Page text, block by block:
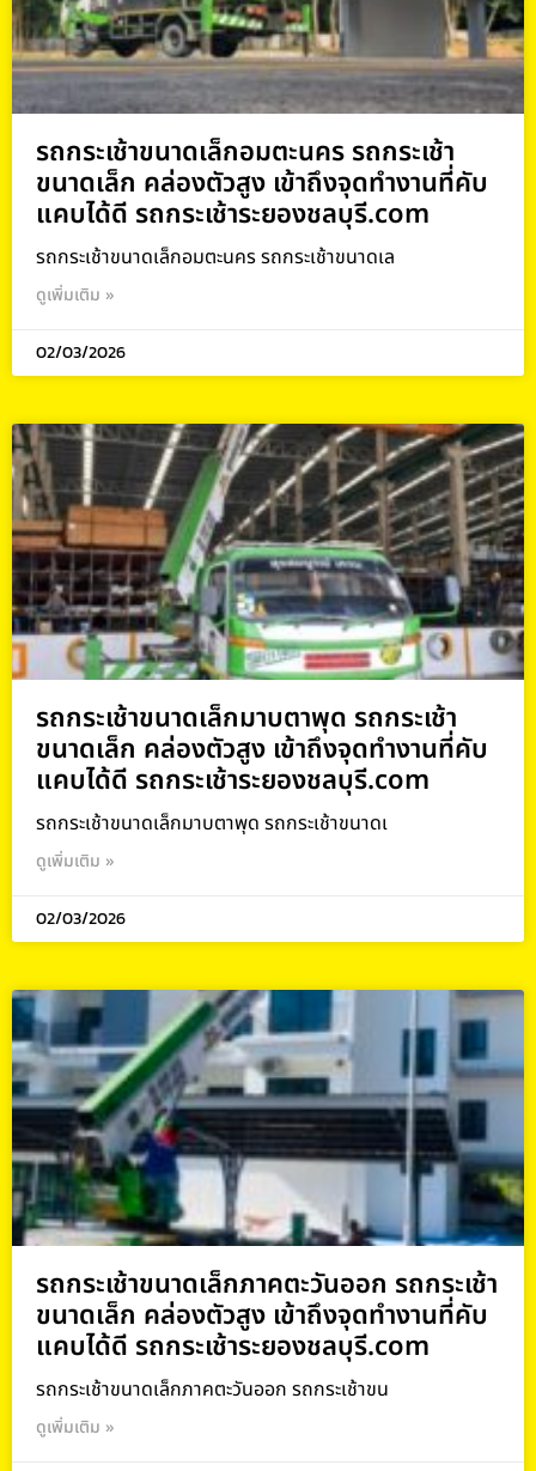
รถกระเช้าขนาดเล็กอมตะนคร รถกระเช้า
ขนาดเล็ก คล่องตัวสูง เข้าถึงจุดทำงานที่คับ
แคบได้ดี รถกระเช้าระยองชลบุรี.com
รถกระเช้าขนาดเล็กอมตะนคร รถกระเช้าขนาดเล
ดูเพิ่มเติม »
02/03/2026
รถกระเช้าขนาดเล็กมาบตาพุด รถกระเช้า
ขนาดเล็ก คล่องตัวสูง เข้าถึงจุดทำงานที่คับ
แคบได้ดี รถกระเช้าระยองชลบุรี.com
รถกระเช้าขนาดเล็กมาบตาพุด รถกระเช้าขนาดเ
ดูเพิ่มเติม »
02/03/2026
รถกระเช้าขนาดเล็กภาคตะวันออก รถกระเช้า
ขนาดเล็ก คล่องตัวสูง เข้าถึงจุดทำงานที่คับ
แคบได้ดี รถกระเช้าระยองชลบุรี.com
รถกระเช้าขนาดเล็กภาคตะวันออก รถกระเช้าขน
ดูเพิ่มเติม »